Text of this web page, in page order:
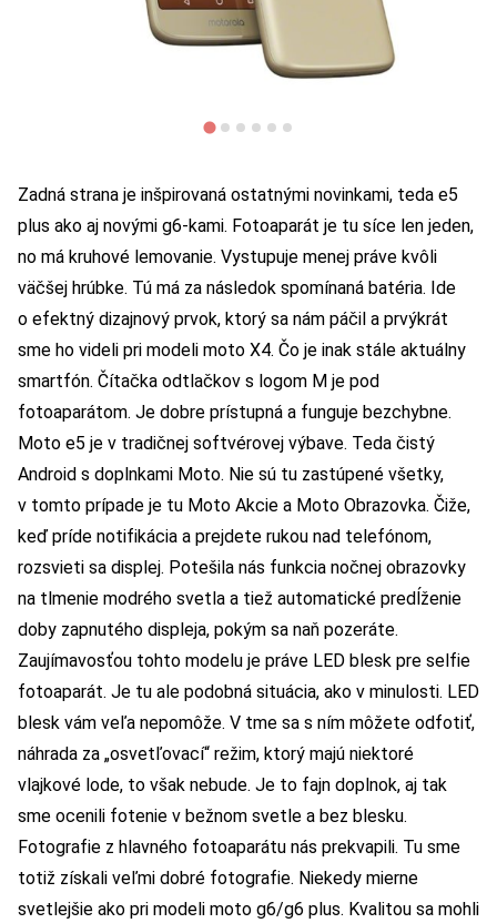
Zadná strana je inšpirovaná ostatnými novinkami, teda e5
plus ako aj novými g6-kami. Fotoaparát je tu síce len jeden,
no má kruhové lemovanie. Vystupuje menej práve kvôli
väčšej hrúbke. Tú má za následok spomínaná batéria. Ide
o efektný dizajnový prvok, ktorý sa nám páčil a prvýkrát
sme ho videli pri modeli moto X4. Čo je inak stále aktuálny
smartfón. Čítačka odtlačkov s logom M je pod
fotoaparátom. Je dobre prístupná a funguje bezchybne.
Moto e5 je v tradičnej softvérovej výbave. Teda čistý
Android s doplnkami Moto. Nie sú tu zastúpené všetky,
v tomto prípade je tu Moto Akcie a Moto Obrazovka. Čiže,
keď príde notifikácia a prejdete rukou nad telefónom,
rozsvieti sa displej. Potešila nás funkcia nočnej obrazovky
na tlmenie modrého svetla a tiež automatické predĺženie
doby zapnutého displeja, pokým sa naň pozeráte.
Zaujímavosťou tohto modelu je práve LED blesk pre selfie
fotoaparát. Je tu ale podobná situácia, ako v minulosti. LED
blesk vám veľa nepomôže. V tme sa s ním môžete odfotiť,
náhrada za „osvetľovací“ režim, ktorý majú niektoré
vlajkové lode, to však nebude. Je to fajn doplnok, aj tak
sme ocenili fotenie v bežnom svetle a bez blesku.
Fotografie z hlavného fotoaparátu nás prekvapili. Tu sme
totiž získali veľmi dobré fotografie. Niekedy mierne
svetlejšie ako pri modeli moto g6/g6 plus. Kvalitou sa mohli